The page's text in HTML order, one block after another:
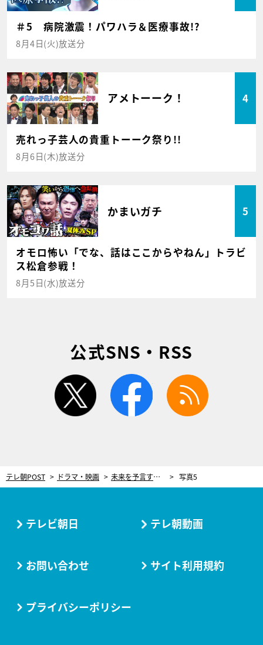
＃5 病院激震！パワハラ＆医療事故!?
8月4日(火)放送分
アメトーーク！ 4
売れっ子芸人の貴重トーーク祭り!!
8月6日(木)放送分
かまいガチ 5
オモロ怖い「でな、話はここからやねん」トラビ
ス松倉参戦！
8月5日(水)放送分
公式SNS・RSS
twitter facebook
テレ朝POST ドラマ・映画 未来を予言するだけじゃない！片桐仁演じる話題の妖怪「アマビエ」が“神々しい姿”で登場＜妖怪シェアハウス＞ 写真5
テレビ朝日 テレ朝動画
お問い合わせ サイト利用規約
プライバシーポリシー